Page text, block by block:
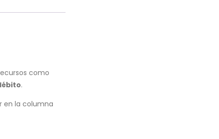
como
.
en la columna